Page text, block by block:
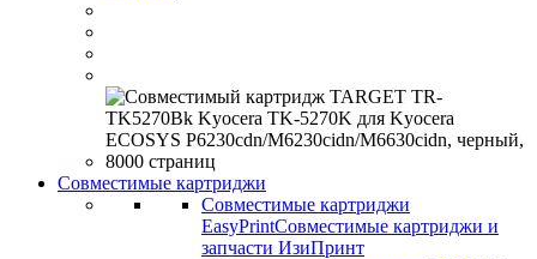
Совместимые картриджи
Совместимые картриджи
EasyPrintСовместимые картриджи и
запчасти ИзиПринт